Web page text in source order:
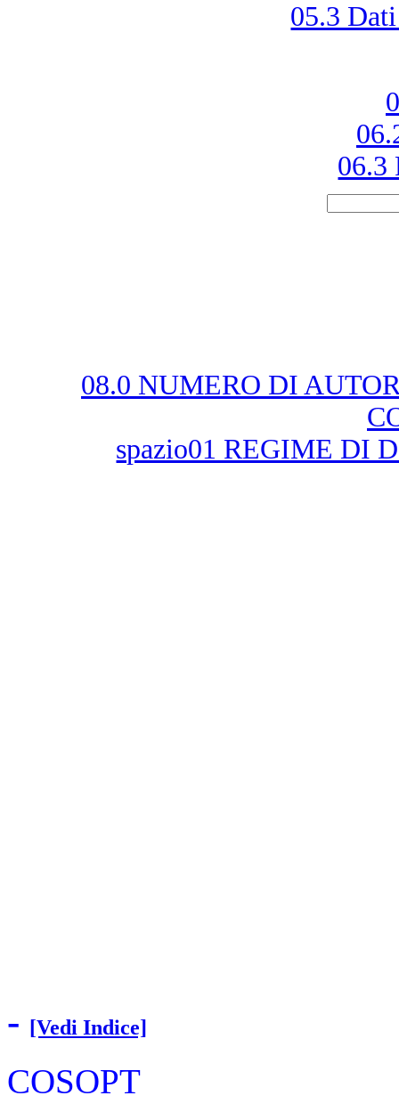
05.3
06.3
08.0 NUMERO DI
spazio01 REGIME DI
- [Vedi Indice]
COSOPT